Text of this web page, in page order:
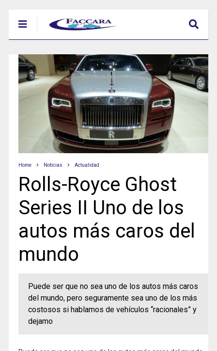
Home Noticias Actualidad
Rolls-Royce Ghost
Series II Uno de los
autos más caros del
mundo
Puede ser que no sea uno de los autos más caros
del mundo, pero seguramente sea uno de los más
costosos si hablamos de vehículos “racionales” y
dejamo